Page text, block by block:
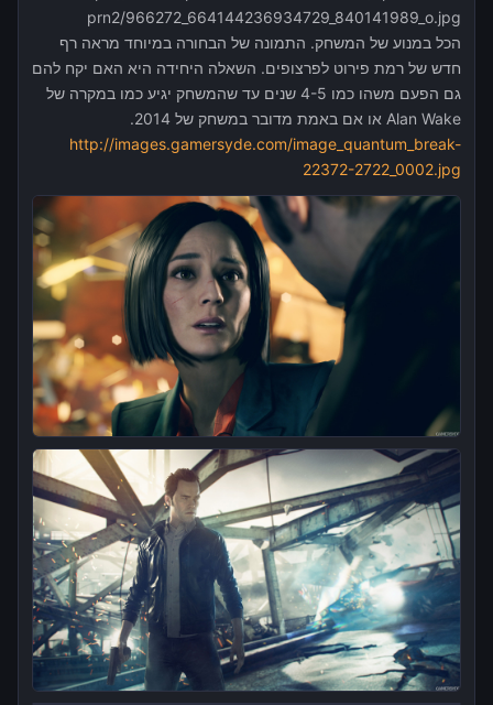
prn2/966272_664144236934729_840141989_o.jpg
הכל במנוע של המשחק. התמונה של הבחורה במיוחד מראה רף
חדש של רמת פירוט לפרצופים. השאלה היחידה היא האם יקח להם
גם הפעם משהו כמו 4-5 שנים עד שהמשחק יגיע כמו במקרה של
Alan Wake או אם באמת מדובר במשחק של 2014.
http://images.gamersyde.com/image_quantum_break-
22372-2722_0002.jpg